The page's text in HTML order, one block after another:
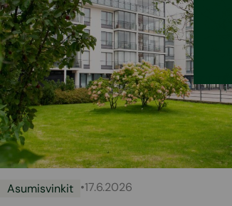
Asumisvinkit •17.6.2026